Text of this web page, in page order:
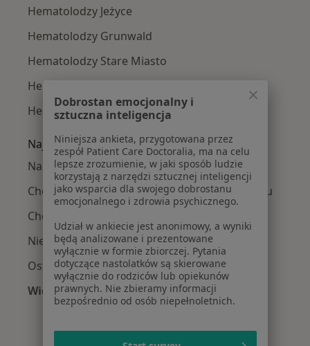
Hematolodzy Jeżyce
Hematolodzy Grunwald
Hematolodzy Stare Miasto
Hematolodzy Nowe Miasto
Hematolodzy Wilda
Najczęście leczone choroby
Nadciśnienie tętnicze w Poznaniu
Choroby przewodu pokarmowego w Poznaniu
Choroby tarczycy w Poznaniu
Niepłodność w Poznaniu
Osteoporoza w Poznaniu
Więcej (15)
Więcej w kategorii: Najczęście leczone
Dobrostan emocjonalny i
sztuczna inteligencja
Niniejsza ankieta, przygotowana przez
zespół Patient Care Doctoralia, ma na celu
lepsze zrozumienie, w jaki sposób ludzie
korzystają z narzędzi sztucznej inteligencji
jako wsparcia dla swojego dobrostanu
emocjonalnego i zdrowia psychicznego.
Udział w ankiecie jest anonimowy, a wyniki
będą analizowane i prezentowane
wyłącznie w formie zbiorczej. Pytania
dotyczące nastolatków są skierowane
wyłącznie do rodziców lub opiekunów
prawnych. Nie zbieramy informacji
bezpośrednio od osób niepełnoletnich.